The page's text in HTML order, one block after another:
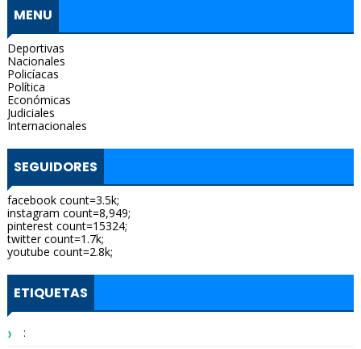
MENU
Deportivas
Nacionales
Policíacas
Política
Económicas
Judiciales
Internacionales
SEGUIDORES
facebook count=3.5k;
instagram count=8,949;
pinterest count=15324;
twitter count=1.7k;
youtube count=2.8k;
ETIQUETAS
: